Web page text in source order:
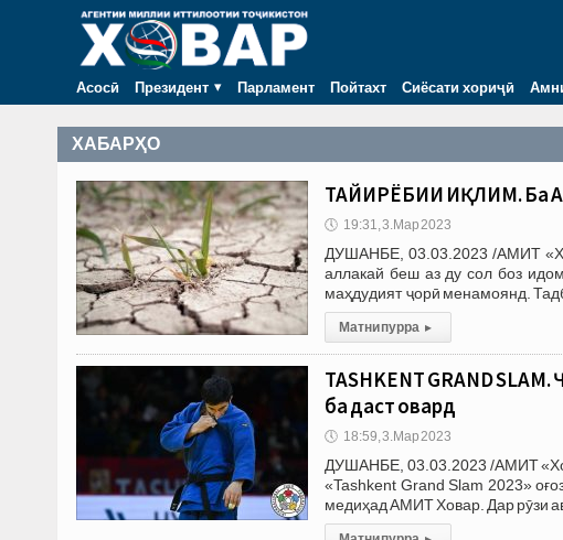
Асосӣ Президент Парламент Пойтахт Сиёсати хориҷӣ
ХАБАРҲО
ТАҒЙИРЁБИИ ИҚЛИМ. Ба
🕔 19:31, 3.Мар 2023
ДУШАНБЕ, 03.03.2023 /АМИТ
аллакай беш аз ду сол боз
маҳдудият ҷорӣ менамоянд.
Матни пурра ▸
TASHKENT GRAND
ба даст овард
🕔 18:59, 3.Мар 2023
ДУШАНБЕ, 03.03.2023 /АМИТ
«Tashkent Grand Slam 2023»
медиҳад АМИТ Ховар. Дар рӯзи